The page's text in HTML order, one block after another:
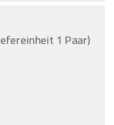
1 Paar)